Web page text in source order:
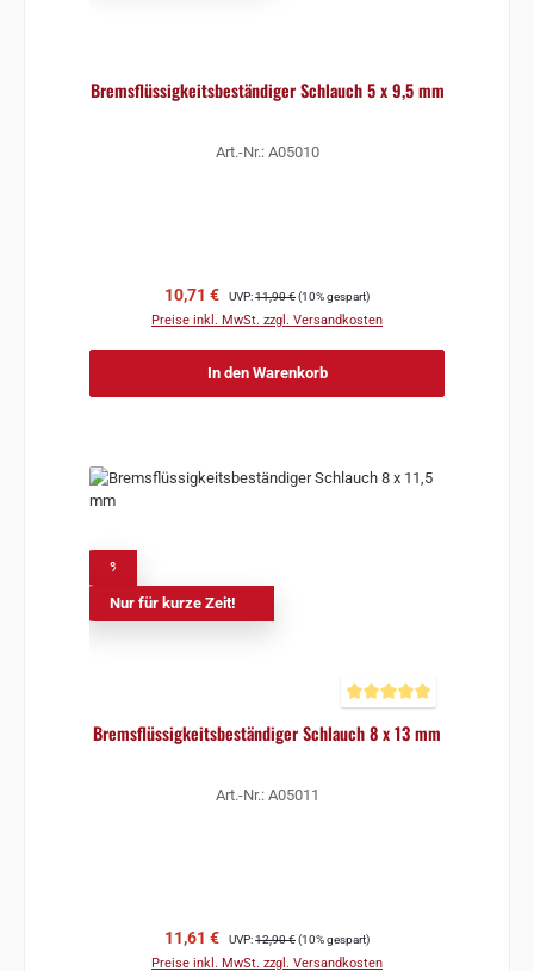
Bremsflüssigkeitsbeständiger Schlauch 5 x 9,5 mm
Art.-Nr.: A05010
Verkaufspreis:
10,71 € Regulärer Preis:
UVP:11,90 €(10% gespart)
Preise inkl. MwSt. zzgl. Versandkosten
In den Warenkorb
Nur für kurze Zeit!
Durchschnittliche
Bremsflüssigkeitsbeständiger Schlauch 8 x 13 mm
Art.-Nr.: A05011
Verkaufspreis:
11,61 € Regulärer Preis:
UVP:12,90 €(10% gespart)
Preise inkl. MwSt. zzgl. Versandkosten